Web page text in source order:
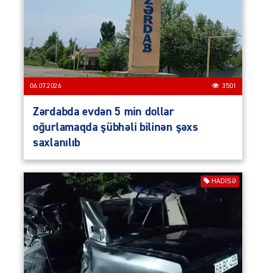
06.07.2026 3501
Zərdabda evdən 5 min dollar
oğurlamaqda şübhəli bilinən şəxs
saxlanılıb
HADISƏ